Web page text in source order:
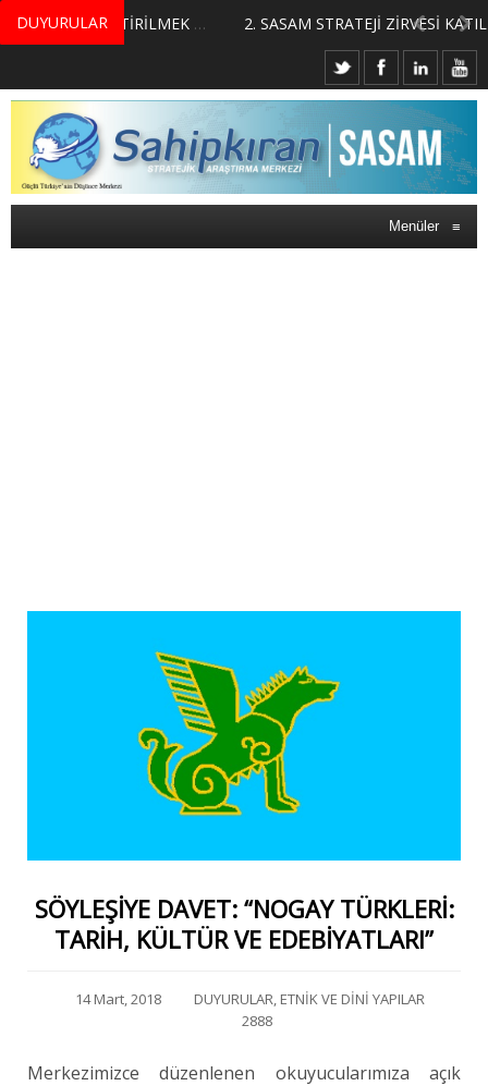
DUYURULAR
MERKEZİMİZ BÜNYESİNDE YETİŞTİRİLMEK ÜZERE GÖNÜLLÜ ÜLKE MASASI UZMANI VE UZMAN ADAYLARI ARIYORUZ 2. SASAM STRATEJİ ZİRVESİ KATILIMCILARI BELLİ OLDU
Menüler ≡
SÖYLEŞİYE DAVET: “NOGAY TÜRKLERİ:
TARİH, KÜLTÜR VE EDEBİYATLARI”
14 Mart, 2018 DUYURULAR, ETNİK VE DİNİ YAPILAR
2888
Merkezimizce düzenlenen okuyucularımıza açık